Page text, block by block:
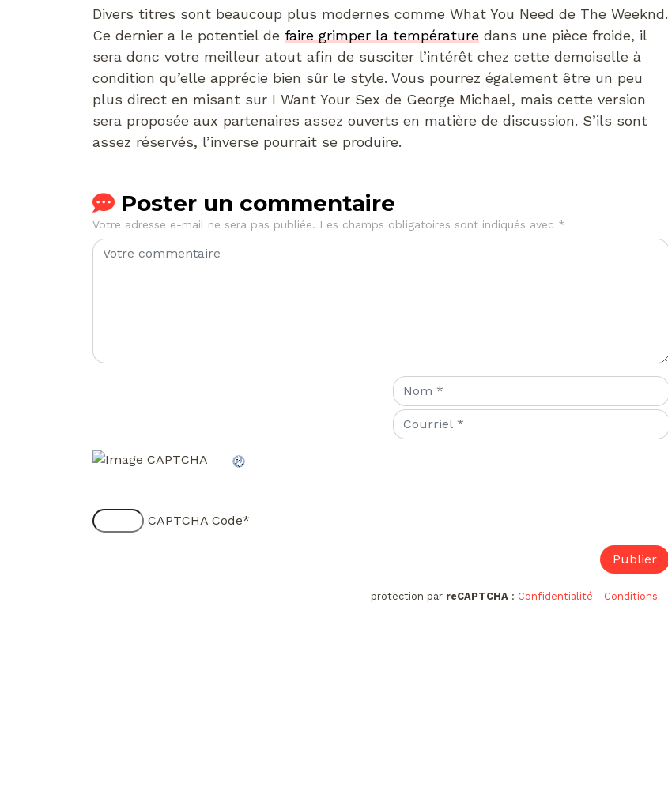
Divers titres sont beaucoup plus modernes comme What You Need de The Weeknd.
Ce dernier a le potentiel de faire grimper la température dans une pièce froide, il
sera donc votre meilleur atout afin de susciter l’intérêt chez cette demoiselle à
condition qu’elle apprécie bien sûr le style. Vous pourrez également être un peu
plus direct en misant sur I Want Your Sex de George Michael, mais cette version
sera proposée aux partenaires assez ouverts en matière de discussion. S’ils sont
assez réservés, l’inverse pourrait se produire.
Poster un commentaire
Votre adresse e-mail ne sera pas publiée. Les champs obligatoires sont indiqués avec *
CAPTCHA Code*
protection par reCAPTCHA : Confidentialité - Conditions